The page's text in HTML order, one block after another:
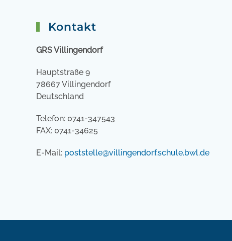
Kontakt
GRS Villingendorf
Hauptstraße 9
78667 Villingendorf
Deutschland
Telefon: 0741-347543
FAX: 0741-34625
E-Mail: poststelle@villingendorf.schule.bwl.de